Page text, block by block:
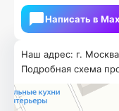
Наш адрес: г.
Подробная схема
Написать в Мах